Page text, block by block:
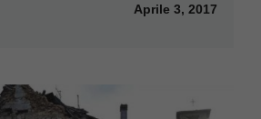
Aprile 3, 2017